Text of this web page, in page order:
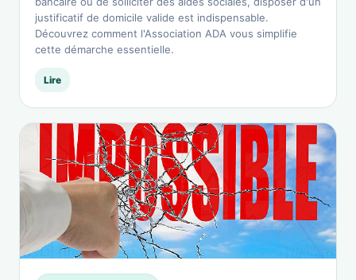
justificatif de domicile valide est indispensable.
Découvrez comment l'Association ADA vous simplifie
cette démarche essentielle.
Lire